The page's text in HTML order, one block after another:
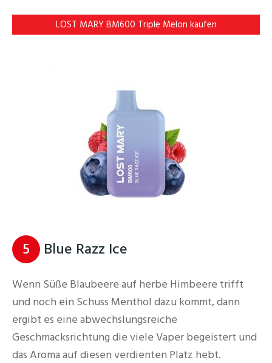
LOST MARY BM600 Triple Melon kaufen
5 Blue Razz Ice
Wenn Süße Blaubeere auf herbe Himbeere trifft
und noch ein Schuss Menthol dazu kommt, dann
ergibt es eine abwechslungsreiche
Geschmacksrichtung die viele Vaper begeistert und
das Aroma auf diesen verdienten Platz hebt.